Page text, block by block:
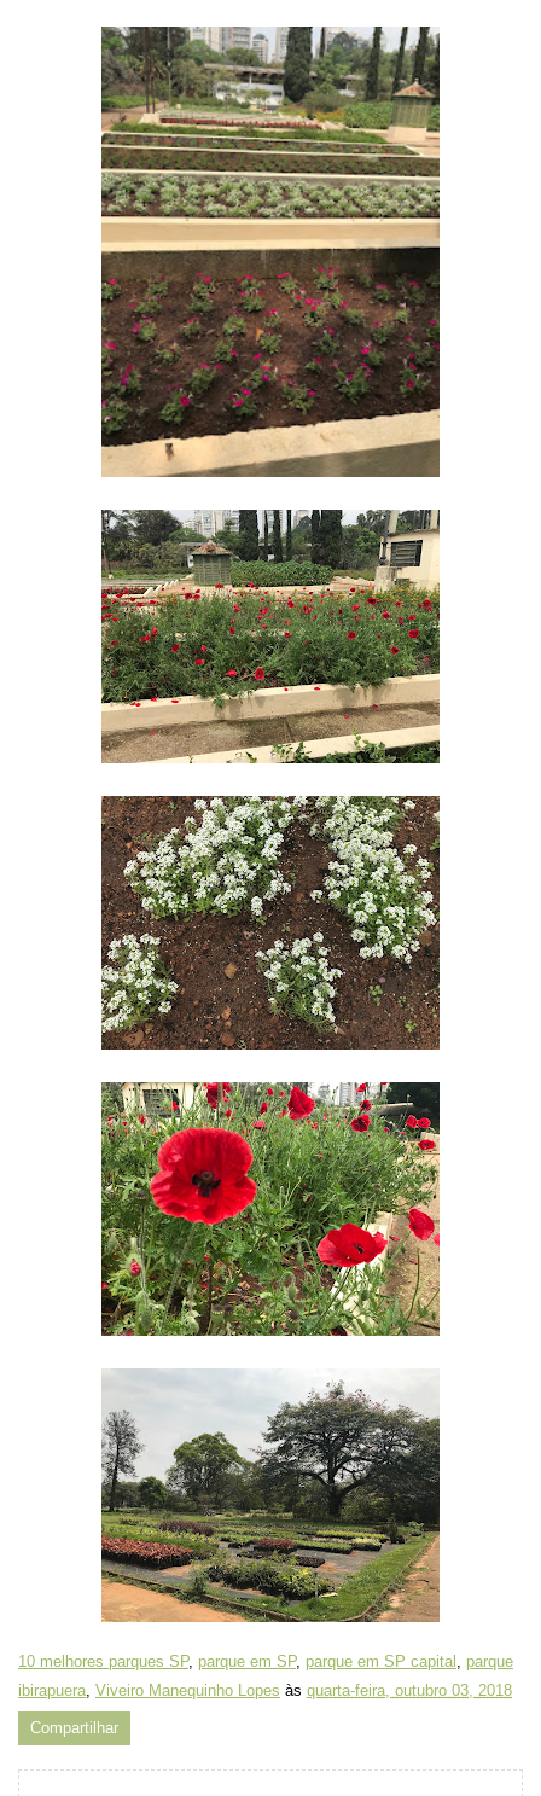
10 melhores parques SP, parque em SP, parque em SP capital , parque
ibirapuera, Viveiro Manequinho Lopes às quarta-feira, outubro 03, 2018
Compartilhar